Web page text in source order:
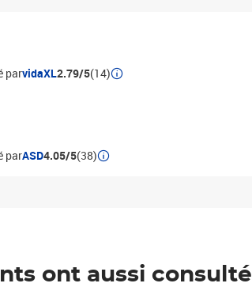
parvidaXL2.79/5(14)
parASD4.05/5(38)
ont aussi consulté